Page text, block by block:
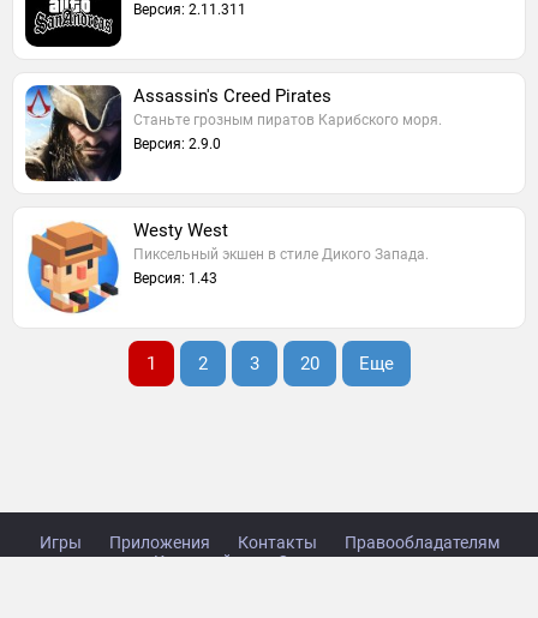
Версия: 2.11.311
Assassin's Creed Pirates
Станьте грозным пиратов Карибского моря.
Версия: 2.9.0
Westy West
Пиксельный экшен в стиле Дикого Запада.
Версия: 1.43
1 2 3 20 Еще
Игры Приложения Контакты
Правообладателям
Карта сайта
Стол заказов